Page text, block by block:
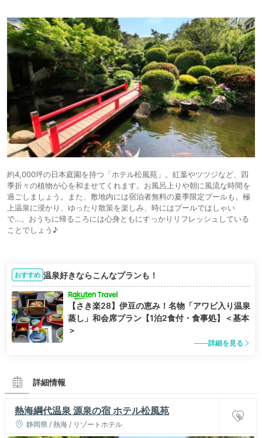
約4,000坪の日本庭園を持つ「ホテル松風苑」。紅葉やツツジなど、四
季折々の植物が心を和ませてくれます。お風呂上りや朝に風流な時間を
過ごしましょう。また、敷地内には宿泊者無料の夏季限定プールも。極
上温泉に浸かり、ゆったり散策を楽しみ、時にはプールではしゃい
で…。おうちに帰るころには心身ともにすっかりリフレッシュしている
ことでしょう♪
おすすめ 温泉好きならこんなプランも！
【さき楽28】伊豆の恵み！名物「アワビ入り温泉
蒸し」和会席プラン【1泊2食付・食事処】＜基本
＞
詳細を見る
詳細情報
熱海綱代温泉 源泉の宿 ホテル松風苑
静岡県 / 熱海 / リゾートホテル